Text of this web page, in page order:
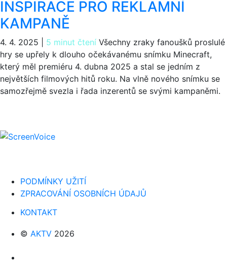
INSPIRACE PRO REKLAMNÍ
KAMPANĚ
4. 4. 2025 5 minut čtení Všechny zraky fanoušků proslulé
hry se upřely k dlouho očekávanému snímku Minecraft,
který měl premiéru 4. dubna 2025 a stal se jedním z
největších filmových hitů roku. Na vlně nového snímku se
samozřejmě svezla i řada inzerentů se svými kampaněmi.
PODMÍNKY UŽITÍ
ZPRACOVÁNÍ OSOBNÍCH ÚDAJŮ
KONTAKT
© AKTV 2026